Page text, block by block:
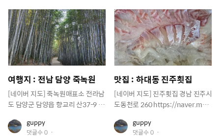
나왔어요 눈꽃치즈돈까스 ㅋㅋ 먹
고 싶어서 요기까지 왔는데 아껴 먹
는다고 하나씩 하나씩 잘라서 먹기
ㅋㅋ 맛은 평균이상이네요 이정도
면 합격 입니다. 그런데 너무도 멀리
왔네요 ㅋㅋ
네요
면 보여요 집들이 버벗 모양이라 이
쁘긴 한데 약간 오래된 느낌 바로 옆
길로 내려 가는 길도 있네요 자리를
잡아 봅니다. 바다 뷰가 예술이네요
저기 안쪽에도 홀이 있어요 테이블
심가스랑 새우후라이 시켜 봅니다.
치즈 스파게티도 먹어 봐야죠 쥬스
랑 사이다도 시키구요 한참 있다가
데 시간이 많이 걸립니다. 돈까스는
맛이 있네요 바삭바삭 거리고 새우
일
가 있고 뷰가 좋은 식당이 있네요 일
단 배가 고프니 들어가 봅니다. 돌솥
밥 이네요 한정식이라 다들 안가리
고 잘 먹을수 있겠네요 우리는 4명
이라 돼지 불고기 2개랑 게장 2개 시
감상하 봅니다. 시원시원합니다. 밖
은 춥지만 ㅋㅋ 기다리다 보면 반찬
들이 줄줄이 나옵니다. 줄줄이 줄줄
ㅋ 동치미네요 ㅋㅋ 막내 좋아하는
생선도 있네요 이거면 밥 한공기는
일
여행지 : 전남 담양 죽녹원
[네이버 지도] 죽녹원매표소 전라남
도 담양군 담양읍 향교리 산37-9 ht
유
저
guppy
댓글수0
맛집 : 하대동 진주횟집
[네이버 지도] 진주횟집 경남 진주시
도동천로 260 https://naver.me/
유
저
guppy
댓글수0